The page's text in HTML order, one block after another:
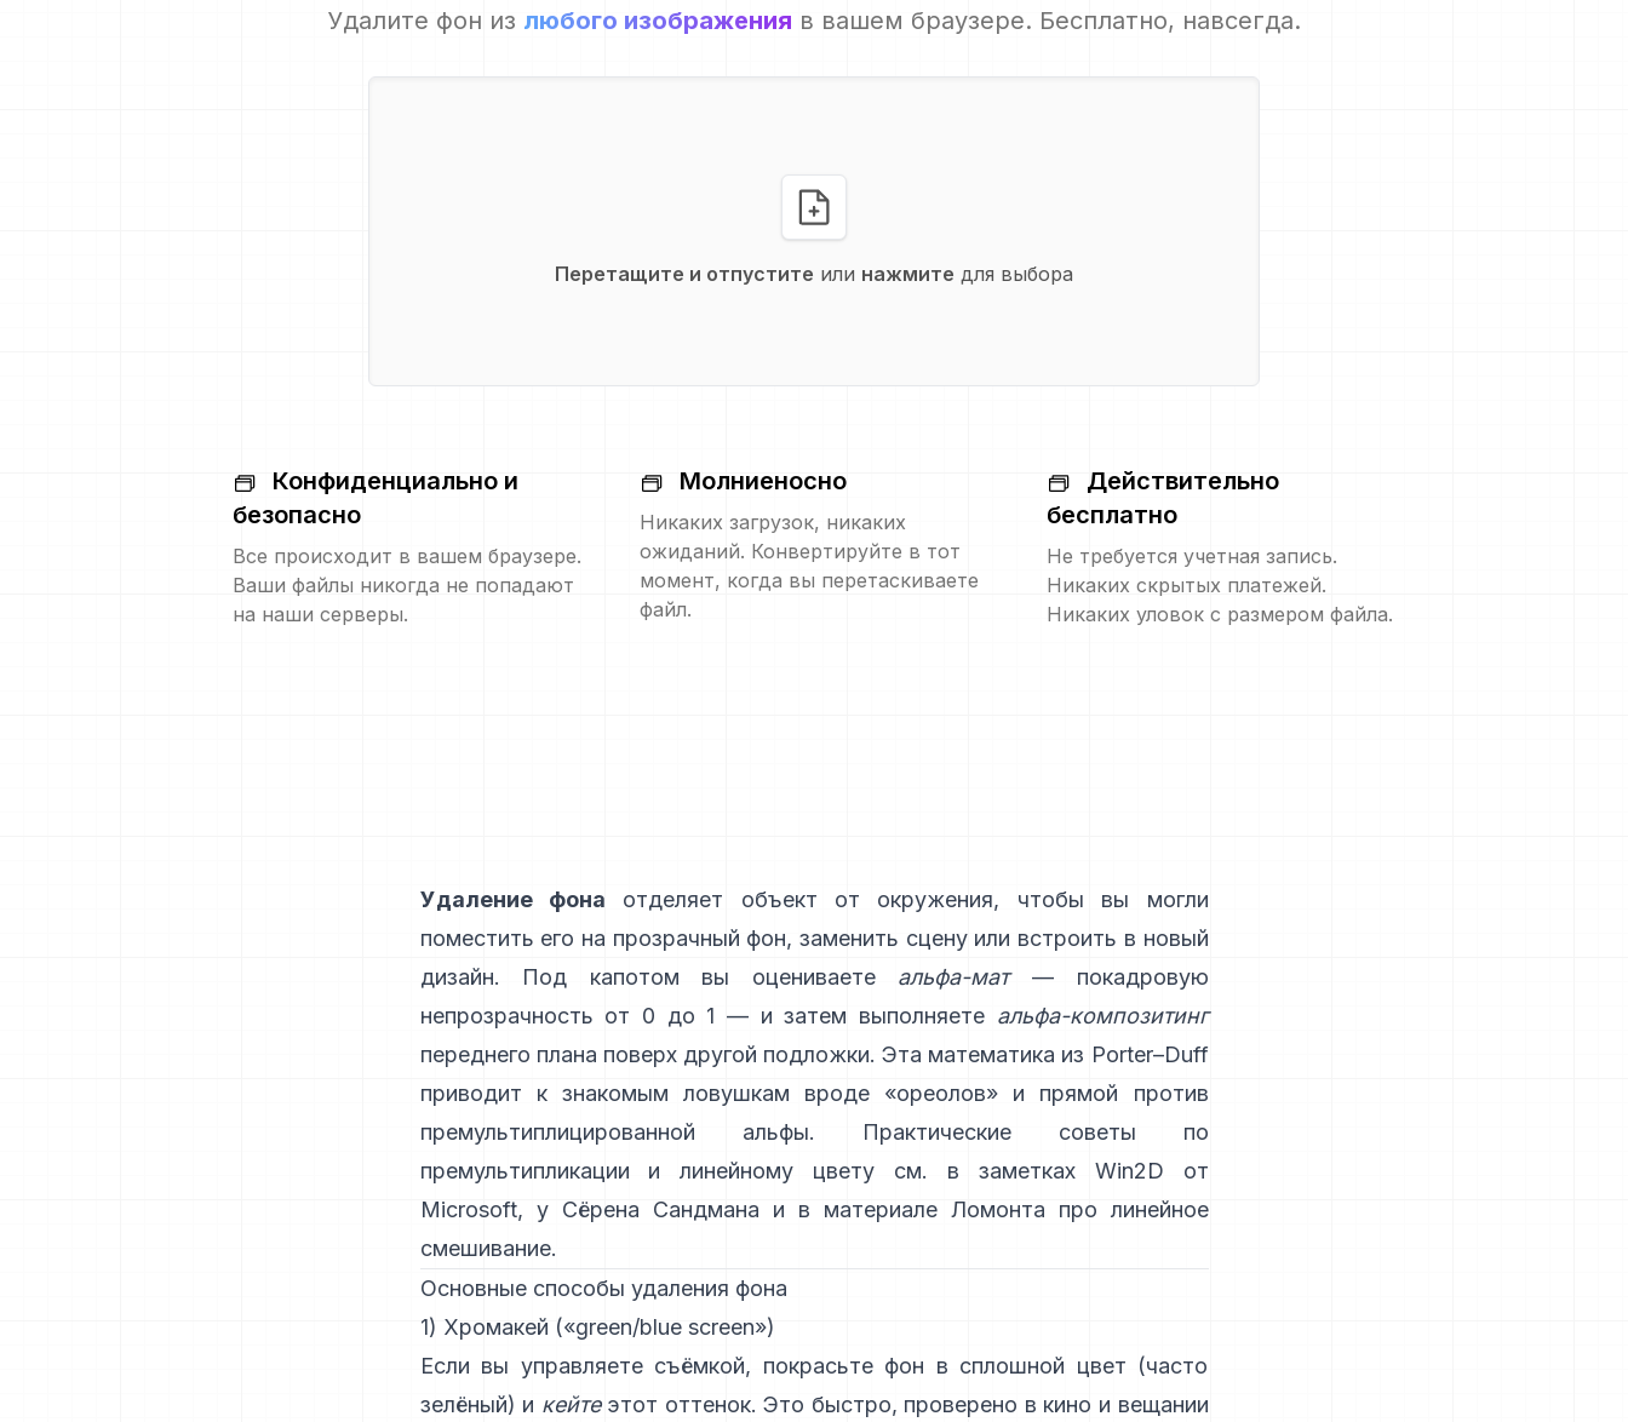
Удалите фон из любого изображения в вашем браузере. Бесплатно, навсегда.
Перетащите и отпустите или нажмите для выбора
Конфиденциально и
безопасно
Все происходит в вашем браузере.
Ваши файлы никогда не попадают
на наши серверы.
Молниеносно
Никаких загрузок, никаких
ожиданий. Конвертируйте в тот
момент, когда вы перетаскиваете
файл.
Действительно
бесплатно
Не требуется учетная запись.
Никаких скрытых платежей.
Никаких уловок с размером файла.
Удаление фона отделяет объект от окружения, чтобы вы могли
поместить его на прозрачный фон, заменить сцену или встроить в новый
дизайн. Под капотом вы оцениваете
альфа-мат— покадровую
непрозрачность от 0 до 1 — и затем выполняете альфа-композитинг
переднего плана поверх другой подложки. Эта математика из Porter–Duff
приводит к знакомым ловушкам вроде «ореолов» и
прямой против
премультиплицированной альфы. Практические советы по
премультипликации и линейному цвету см. в
заметках Win2D от
Microsoft, у Сёрена Сандмана и
в материале Ломонта про линейное
смешивание.
Основные способы удаления фона
1) Хромакей («green/blue screen»)
Если вы управляете съёмкой, покрасьте фон в сплошной цвет (часто
зелёный) и кейтеэтот оттенок. Это быстро, проверено в кино и вещании